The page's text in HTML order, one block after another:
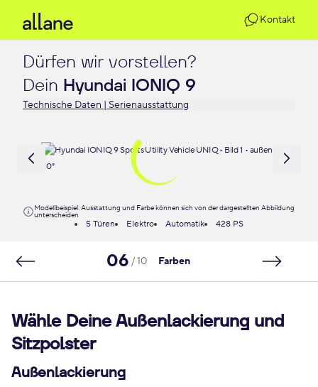
Kontakt
Dürfen wir vorstellen?
Dein Hyundai IONIQ 9
Technische Daten | Serienausstattung
Modellbeispiel: Ausstattung und Farbe können sich von der dargestellten Abbildung
unterscheiden
5 Türen Elektro Automatik 428 PS
06 / 10 Farben
Wähle Deine Außenlackierung und
Sitzpolster
Außenlackierung